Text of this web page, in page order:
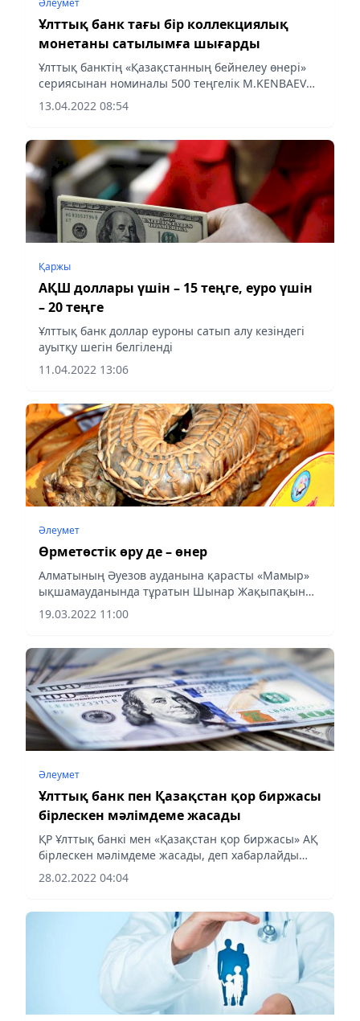
Ұлттық банк тағы бір коллекциялық
монетаны сатылымға шығарды
Ұлттық банктің «Қазақстанның бейнелеу өнері»
сериясынан номиналы 500 теңгелік M.KENBAEV
ÁŃGIME коллекциялық монеталары биылғы 14
сәуірден бастап сатылымға шығады, деп
13.04.2022 08:54
Қаржы
АҚШ доллары үшін – 15 теңге, еуро үшін
– 20 теңге
Ұлттық банк доллар еуроны сатып алу кезіндегі
ауытқу шегін белгіленді
11.04.2022 13:06
Әлеумет
Өрметөстік өру де – өнер
Алматының Әуезов ауданына қарасты «Мамыр»
ықшамауданында тұратын Шынар Жақыпақын
қазақтың ұлттық тағамдарының бірі –
өрметөстікті дайындаудың хас шебері.
19.03.2022 11:00
Әлеумет
Ұлттық банк пен Қазақстан қор биржасы
бірлескен мәлімдеме жасады
ҚР Ұлттық банкі мен «Қазақстан қор биржасы» АҚ
бірлескен мәлімдеме жасады, деп хабарлайды
Аlmaty-akshamy.kz
28.02.2022 04:04